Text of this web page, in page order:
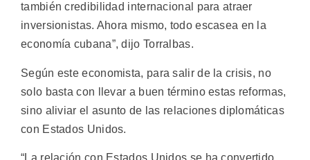
también credibilidad internacional para atraer
inversionistas. Ahora mismo, todo escasea en la
economía cubana”, dijo Torralbas.
Según este economista, para salir de la crisis, no
solo basta con llevar a buen término estas reformas,
sino aliviar el asunto de las relaciones diplomáticas
con Estados Unidos.